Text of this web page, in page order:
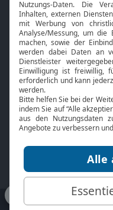
Bibel TV
Über uns
Jobs
Mediadaten
bibeltv.de: